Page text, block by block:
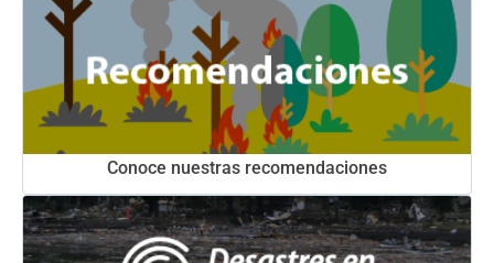
Conoce nuestras recomendaciones